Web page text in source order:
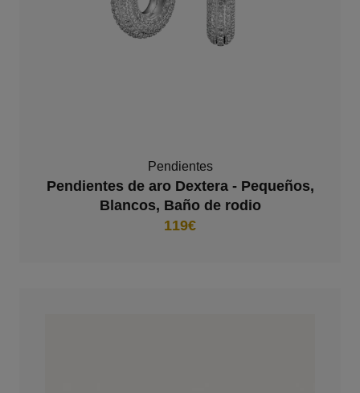
Pendientes
Pendientes de aro Dextera - Pequeños,
Blancos, Baño de rodio
119€